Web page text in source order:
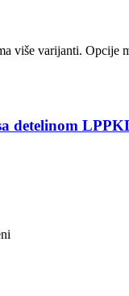
više varijanti. Opcije
detelinom